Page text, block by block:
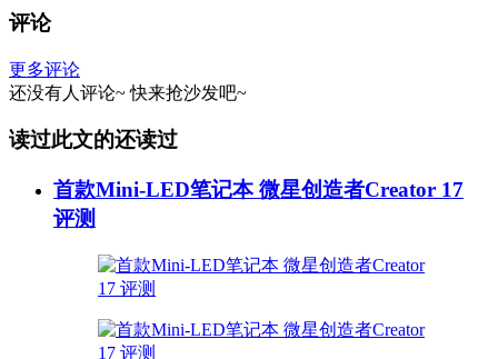
评论
更多评论
还没有人评论~ 快来抢沙发吧~
读过此文的还读过
首款Mini-LED笔记本 微星创造者Creator 17
评测